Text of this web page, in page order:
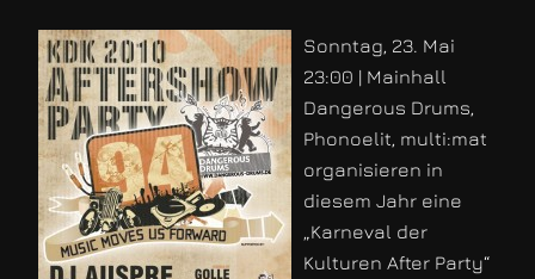
Sonntag, 23. Mai
23:00 | Mainhall
Dangerous Drums,
Phonoelit, multi:mat
organisieren in
diesem Jahr eine
„Karneval der
Kulturen After Party“